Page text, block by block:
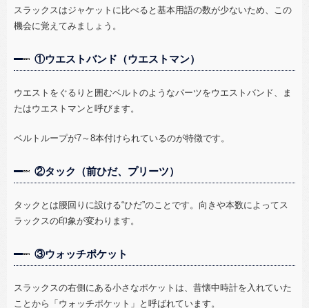
スラックスはジャケットに比べると基本用語の数が少ないため、この
機会に覚えてみましょう。
①ウエストバンド（ウエストマン）
ウエストをぐるりと囲むベルトのようなパーツをウエストバンド、ま
たはウエストマンと呼びます。
ベルトループが7～ 8本付けられているのが特徴です。
②タック（前ひだ、プリーツ）
タックとは腰回りに設ける“ひだ”のことです。向きや本数によってス
ラックスの印象が変わります。
③ウォッチポケット
スラックスの右側にある小さなポケットは、昔懐中時計を入れていた
ことから「ウォッチポケット」と呼ばれています。